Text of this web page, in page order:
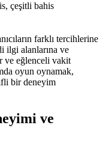
çeşitli bahis
farklı tercihlerine
ilgi alanlarına ve
ve eğlenceli vakit
oyun oynamak,
bir deneyim
ve